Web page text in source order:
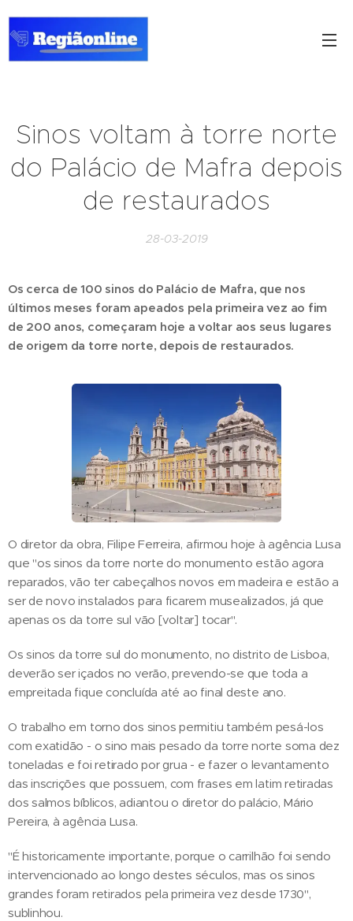
Sinos voltam à torre norte
do Palácio de Mafra depois
de restaurados
28-03-2019
Os cerca de 100 sinos do Palácio de Mafra, que nos
últimos meses foram apeados pela primeira vez ao fim
de 200 anos, começaram hoje a voltar aos seus lugares
de origem da torre norte, depois de restaurados.
O diretor da obra, Filipe Ferreira, afirmou hoje à agência Lusa
que "os sinos da torre norte do monumento estão agora
reparados, vão ter cabeçalhos novos em madeira e estão a
ser de novo instalados para ficarem musealizados, já que
apenas os da torre sul vão [voltar] tocar".
Os sinos da torre sul do monumento, no distrito de Lisboa,
deverão ser içados no verão, prevendo-se que toda a
empreitada fique concluída até ao final deste ano.
O trabalho em torno dos sinos permitiu também pesá-los
com exatidão - o sino mais pesado da torre norte soma dez
toneladas e foi retirado por grua - e fazer o levantamento
das inscrições que possuem, com frases em latim retiradas
dos salmos bíblicos, adiantou o diretor do palácio, Mário
Pereira, à agência Lusa.
"É historicamente importante, porque o carrilhão foi sendo
intervencionado ao longo destes séculos, mas os sinos
grandes foram retirados pela primeira vez desde 1730",
sublinhou.